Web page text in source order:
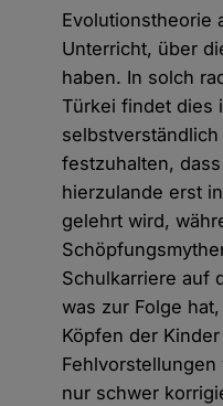
Evolutionstheorie
Unterricht, über
haben. In solch
Türkei findet dies
festzuhalten,
hierzulande erst
gelehrt wird,
Schulkarriere auf
was zur Folge
Köpfen der
nur schwer